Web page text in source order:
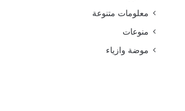
معلومات متنوعة
منوعات
موضة وازياء